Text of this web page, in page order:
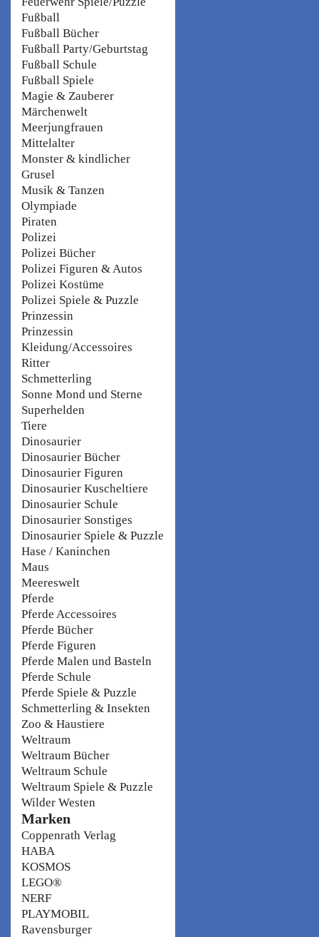
Fußball
Fußball Bücher
Fußball Party/Geburtstag
Fußball Schule
Fußball Spiele
Magie & Zauberer
Märchenwelt
Meerjungfrauen
Mittelalter
Monster & kindlicher
Grusel
Musik & Tanzen
Olympiade
Piraten
Polizei
Polizei Bücher
Polizei Figuren & Autos
Polizei Kostüme
Polizei Spiele & Puzzle
Prinzessin
Prinzessin
Kleidung/Accessoires
Ritter
Schmetterling
Sonne Mond und Sterne
Superhelden
Tiere
Dinosaurier
Dinosaurier Bücher
Dinosaurier Figuren
Dinosaurier Kuscheltiere
Dinosaurier Schule
Dinosaurier Sonstiges
Dinosaurier Spiele & Puzzle
Hase / Kaninchen
Maus
Meereswelt
Pferde
Pferde Accessoires
Pferde Bücher
Pferde Figuren
Pferde Malen und Basteln
Pferde Schule
Pferde Spiele & Puzzle
Schmetterling & Insekten
Zoo & Haustiere
Weltraum
Weltraum Bücher
Weltraum Schule
Weltraum Spiele & Puzzle
Wilder Westen
Marken
Coppenrath Verlag
HABA
KOSMOS
LEGO®
NERF
PLAYMOBIL
Ravensburger